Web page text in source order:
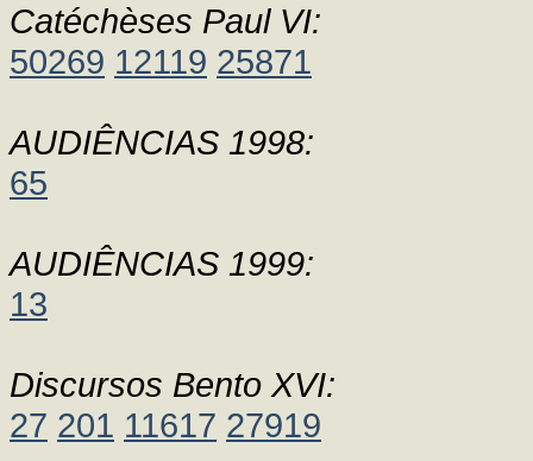
Catéchèses Paul VI:
50269 12119 25871
AUDIÊNCIAS 1998:
65
AUDIÊNCIAS 1999:
13
Discursos Bento XVI:
27 201 11617 27919